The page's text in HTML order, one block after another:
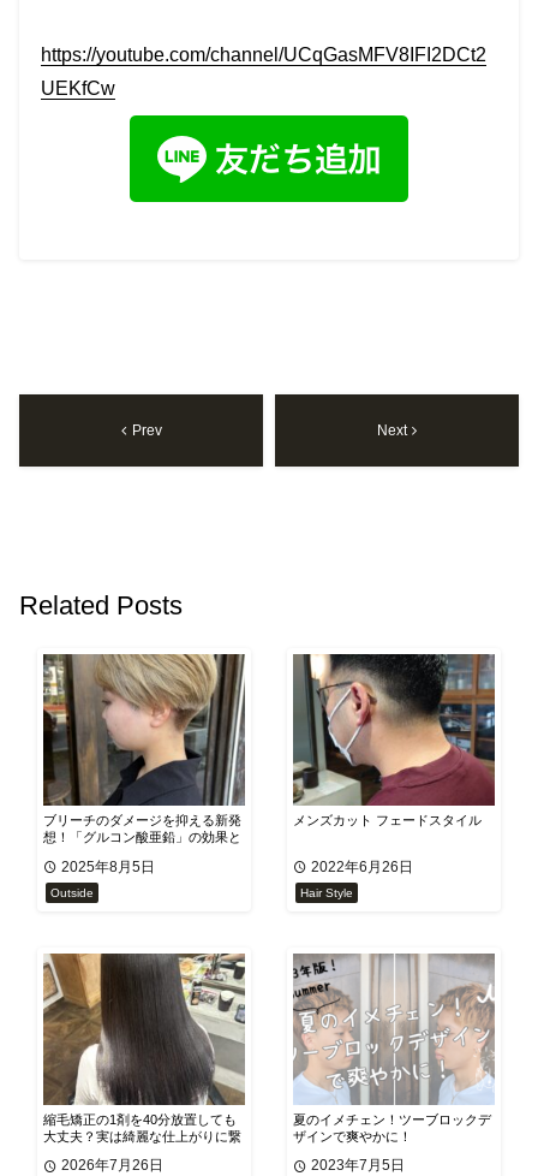
https://youtube.com/channel/UCqGasMFV8IFI2DCt2
UEKfCw
Prev Next
Related Posts
ブリーチのダメージを抑える新発
想！「グルコン酸亜鉛」の効果と
2025年8月5日
Outside
メンズカット フェードスタイル
2022年6月26日
Hair Style
縮毛矯正の1剤を40分放置しても
大丈夫？実は綺麗な仕上がりに繋
2026年7月26日
夏のイメチェン！ツーブロックデ
ザインで爽やかに！
2023年7月5日